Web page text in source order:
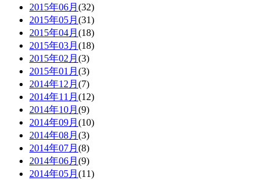
2015年06月 (32)
2015年05月 (31)
2015年04月 (18)
2015年03月 (18)
2015年02月 (3)
2015年01月 (3)
2014年12月 (7)
2014年11月 (12)
2014年10月 (9)
2014年09月 (10)
2014年08月 (3)
2014年07月 (8)
2014年06月 (9)
2014年05月 (11)